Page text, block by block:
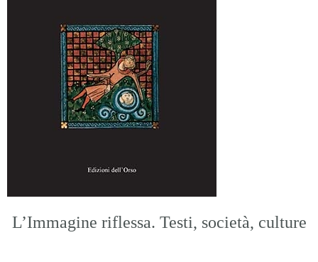
L’Immagine riflessa. Testi, società, culture